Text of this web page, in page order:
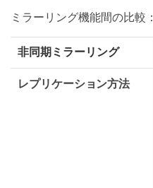
ミラーリング機能間の比較：
非同期ミラーリング
レプリケーション方法